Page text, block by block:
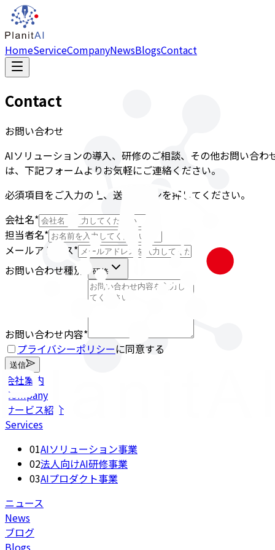
HomeServiceCompanyNewsBlogsContact
Contact
お問い合わせ
AIソリューションの導入、研修のご相談、その他お問い合わ
は、下記フォームよりお気軽にご連絡ください。
必須項目をご入力の上、送信ボタンを押してください。
会社名*
担当者名*
メールアドレス*
お問い合わせ種別
研修
お問い合わせ内容*
プライバシーポリシーに同意する
送信
会社案内
Company
サービス紹介
Services
01AIソリューション事業
02法人向けAI研修事業
03AIプロダクト事業
ニュース
News
ブログ
Blogs